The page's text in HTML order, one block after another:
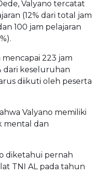
Valyano tercatat
(12% dari total jam
100 jam pelajaran
223 jam
dari keseluruhan
diikuti oleh peserta
Valyano memiliki
mental dan
diketahui pernah
TNI AL pada tahun